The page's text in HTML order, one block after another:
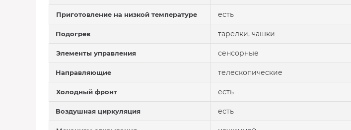
Приготовление на низкой температуре есть
Подогрев тарелки, чашки
Элементы управления сенсорные
Направляющие телескопические
Холодный фронт есть
Воздушная циркуляция есть